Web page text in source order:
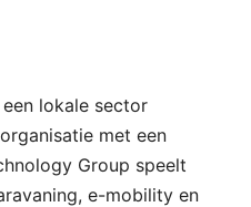
lokale sector
met een
Group speelt
e-mobility en